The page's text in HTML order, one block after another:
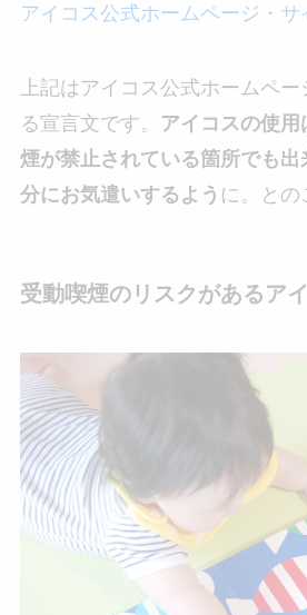
アイコス公式ホームページ・サ
上記はアイコス公式ホームペ
る宣言文です。
アイコスの使
煙が禁止されている箇所でも
分にお気遣いするよう に。との
受動喫煙のリスクがあるア